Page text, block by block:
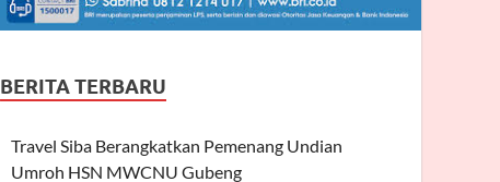
BERITA TERBARU
Travel Siba Berangkatkan Pemenang Undian
Umroh HSN MWCNU Gubeng